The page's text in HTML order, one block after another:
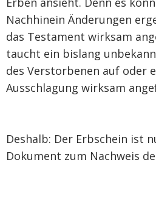
Nachhinein Änderungen
das Testament wirksam
taucht ein bislang
des Verstorbenen auf oder
Ausschlagung wirksam
Deshalb: Der Erbschein ist
Dokument zum Nachweis